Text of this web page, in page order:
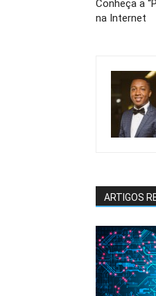
Conheça a
na Internet
ARTIGOS